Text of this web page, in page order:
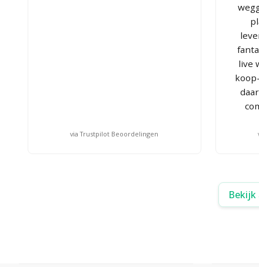
via Trustpilot Beoordelingen
live